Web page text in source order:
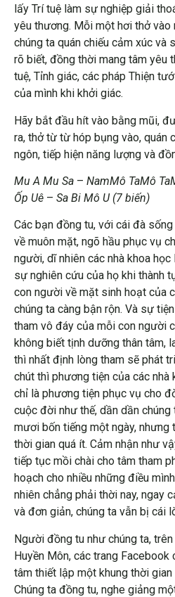
lấy Trí tuệ làm sự nghiệp giải
yêu thương. Mỗi một hơi thở vào
chúng ta quán chiếu cảm xúc và
rõ biết, đồng thời mang tâm yêu
tuệ, Tỉnh giác, các pháp Thiện
của mình khi khởi giác.
Hãy bắt đầu hít vào bằng mũi,
ra, thở từ từ hóp bụng vào, quán
ngôn, tiếp hiện năng lượng và
Mu A Mu Sa – NamMô TaMô
Ốp Uê – Sa Bi Mô U (7 biến)
Các bạn đồng tu, với cái đà
về muôn mặt, ngõ hầu phục vụ
người, dĩ nhiên các nhà khoa
sự nghiên cứu của họ khi thành
con người về mặt sinh hoạt của
chúng ta càng bận rộn. Và sự
tham vô đáy của mỗi con người
không biết tịnh dưỡng thân tâm,
thì nhất định lòng tham sẽ phát
chút thì phương tiện của các nhà
chỉ là phương tiện phục vụ cho
cuộc đời như thế, dần dần
mươi bốn tiếng một ngày, nhưng
thời gian quá ít. Cảm nhận như
tiếp tục mồi chài cho tâm tham
hoạch cho nhiều những điều
nhiên chẳng phải thời nay, ngay
và đơn giản, chúng ta vẫn bị cái
Người đồng tu như chúng ta,
Huyền Môn, các trang Facebook
tâm thiết lập một khung thời
Chúng ta đồng tu, nghe giảng